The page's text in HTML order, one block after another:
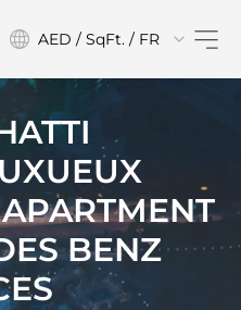
AED / SqFt. / FR
BENZ